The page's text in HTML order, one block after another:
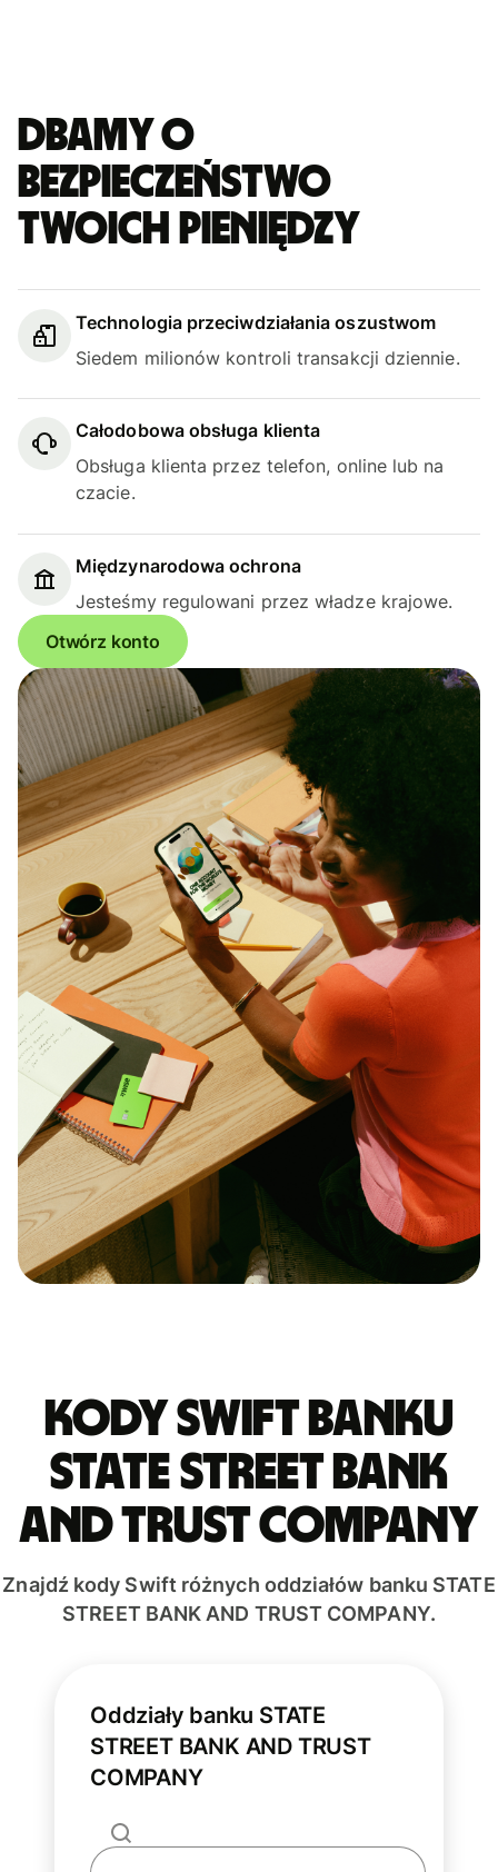
Dbamy o
bezpieczeństwo
Twoich pieniędzy
Technologia przeciwdziałania oszustwom
Siedem milionów kontroli transakcji dziennie.
Całodobowa obsługa klienta
Obsługa klienta przez telefon, online lub na
czacie.
Międzynarodowa ochrona
Jesteśmy regulowani przez władze krajowe.
Otwórz konto
Kody Swift banku
STATE STREET BANK
AND TRUST COMPANY
Znajdź kody Swift różnych oddziałów banku STATE
STREET BANK AND TRUST COMPANY.
Oddziały banku STATE
STREET BANK AND TRUST
COMPANY